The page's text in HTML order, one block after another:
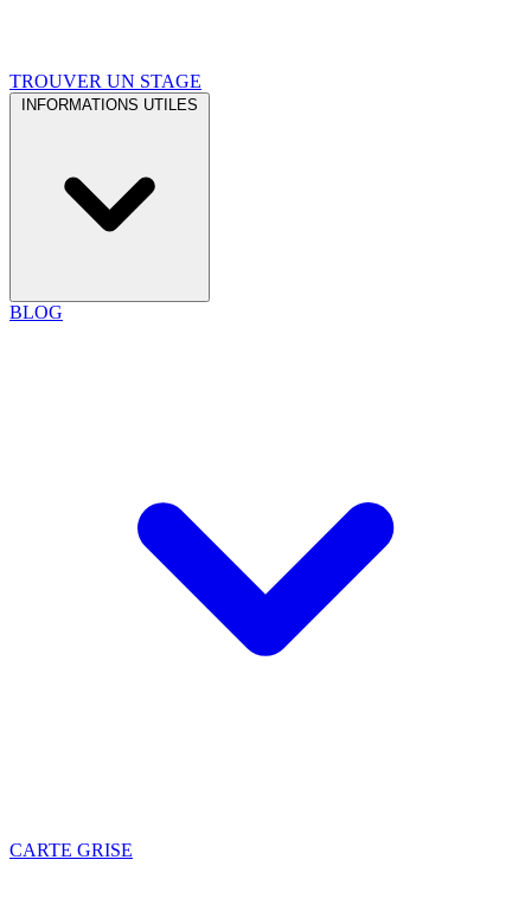
TROUVER UN STAGE
INFORMATIONS UTILES
BLOG
CARTE GRISE